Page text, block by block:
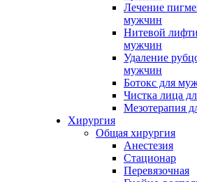
Лечение
мужчин
Нитевой
мужчин
Удаление
мужчин
Ботокс для
Чистка лица
Мезотерапия
Хирургия
Общая хирургия
Анестезия
Стационар
Перевязочная